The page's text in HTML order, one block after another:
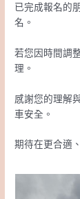
已完成報名的
名。
若您因時間調
理。
感謝您的理解
車安全。
期待在更合適